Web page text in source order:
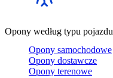
Opony według typu pojazdu
Opony samochodowe
Opony dostawcze
Opony terenowe